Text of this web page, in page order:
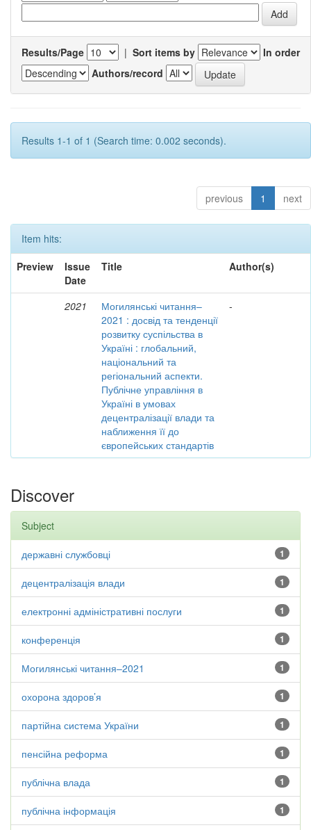
Results/Page | Sort items by
In order
Authors/record
Results 1-1 of 1 (Search time: 0.002 seconds).
previous 1 next
Item hits:
Preview
Issue
Date
Title Author(s)
2021
Могилянські читання–
2021 : досвід та тенденції
розвитку суспільства в
Україні : глобальний,
національний та
регіональний аспекти.
Публічне управління в
Україні в умовах
децентралізації влади та
наближення її до
європейських стандартів
-
Discover
Subject
1
державні службовці
1
децентралізація влади
1
електронні адміністративні послуги
1
конференція
1
Могилянські читання–2021
1
охорона здоров’я
1
партійна система України
1
пенсійна реформа
1
публічна влада
1
публічна інформація